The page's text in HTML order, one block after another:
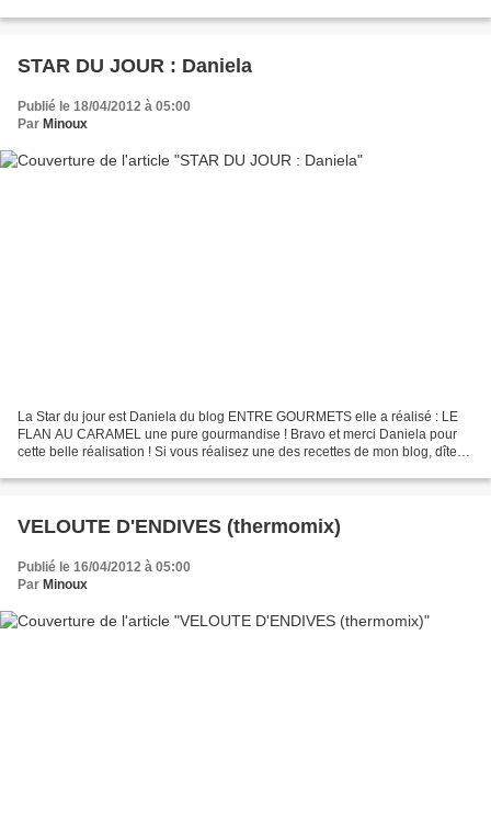
STAR DU JOUR : Daniela
Publié le 18/04/2012 à 05:00
Par Minoux
La Star du jour est Daniela du blog ENTRE GOURMETS elle a réalisé : LE
FLAN AU CARAMEL une pure gourmandise ! Bravo et merci Daniela pour
cette belle réalisation ! Si vous réalisez une des recettes de mon blog, dîtes
VELOUTE D'ENDIVES (thermomix)
Publié le 16/04/2012 à 05:00
Par Minoux